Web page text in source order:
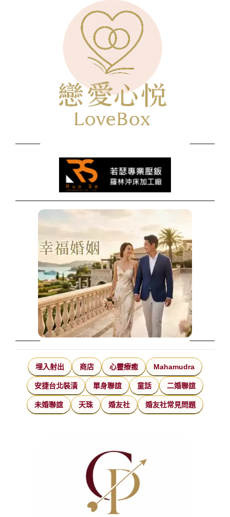
埋入射出 商店 心靈療癒 Mahamudra
安捷台北裝潢 單身聯誼 童話 二婚聯誼
未婚聯誼 天珠 婚友社 婚友社常見問題